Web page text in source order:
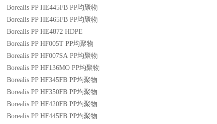
Borealis PP HE445FB PP均聚物
Borealis PP HE465FB PP均聚物
Borealis PP HE4872 HDPE
Borealis PP HF005T PP均聚物
Borealis PP HF007SA PP均聚物
Borealis PP HF136MO PP均聚物
Borealis PP HF345FB PP均聚物
Borealis PP HF350FB PP均聚物
Borealis PP HF420FB PP均聚物
Borealis PP HF445FB PP均聚物